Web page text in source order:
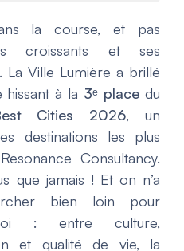
la course, et pas
croissants et ses
La Ville Lumière a brillé
à la 3ᵉ place du
Cities 2026, un
destinations les plus
Consultancy.
que jamais ! Et on n’a
bien loin pour
: entre culture,
et qualité de vie, la